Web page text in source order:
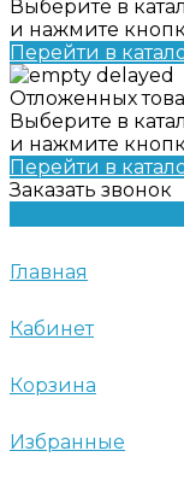
Выберите в
и нажмите
Перейти в
Отложенных
Выберите в
и нажмите
Перейти в
Заказать звонок
Главная
Кабинет
Корзина
Избранные